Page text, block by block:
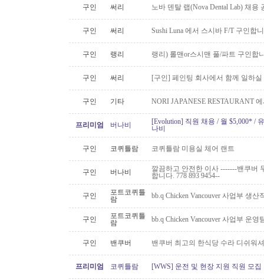
구인 써리 노바 덴탈 랩(Nova Dental Lab) 채용
구인 써리 Sushi Luna 에서 스시바 F/T 구인합
구인 랭리 랭리) 롤맨or스시맨 풀/파트 구인합
구인 써리 [구인] 페인팅 회사에서 함께 일하
구인 기타 NORI JAPANESE RESTAURANT
프리미엄 버나비
[Evolution] 직원 채용 / 월 $5,000* /
나비
구인 코퀴틀람 코퀴틀람 미용실 체어 랜트
구인 버나비
깔끔하고 안전한 이사 -------밴쿠버
합니다. 778 893 9454--
구인
포트코퀴틀
람
bb.q Chicken Vancouver 사업부 생
구인
포트코퀴틀
람
bb.q Chicken Vancouver 사업부 운
구인 밴쿠버 밴쿠버 최고의 한식당 수라 디쉬워
프리미엄 코퀴틀람 [WWS] 운전 및 현장 지원 직원 모집